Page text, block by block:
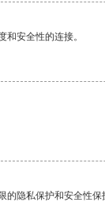
安全性的连接。
隐私保护和安全性保